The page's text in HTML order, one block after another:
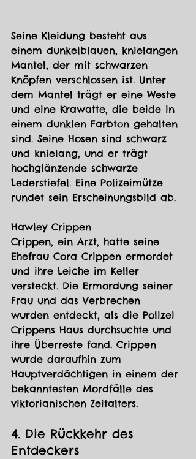
Seine Kleidung besteht aus
einem dunkelblauen, knielangen
Mantel, der mit schwarzen
Knöpfen verschlossen ist. Unter
dem Mantel trägt er eine Weste
und eine Krawatte, die beide in
einem dunklen Farbton gehalten
sind. Seine Hosen sind schwarz
und knielang, und er trägt
hochglänzende schwarze
Lederstiefel. Eine Polizeimütze
rundet sein Erscheinungsbild ab.
Hawley Crippen
Crippen, ein Arzt, hatte seine
Ehefrau Cora Crippen ermordet
und ihre Leiche im Keller
versteckt. Die Ermordung seiner
Frau und das Verbrechen
wurden entdeckt, als die Polizei
Crippens Haus durchsuchte und
ihre Überreste fand. Crippen
wurde daraufhin zum
Hauptverdächtigen in einem der
bekanntesten Mordfälle des
viktorianischen Zeitalters.
4. Die Rückkehr des
Entdeckers